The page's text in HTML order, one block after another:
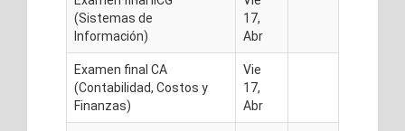
(Sistemas de
Información)
17,
Abr
Examen final CA
(Contabilidad, Costos y
Finanzas)
Vie
17,
Abr